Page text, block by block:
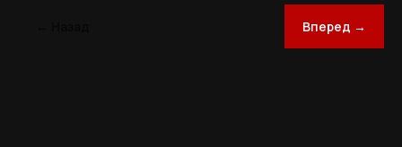
Вперед →